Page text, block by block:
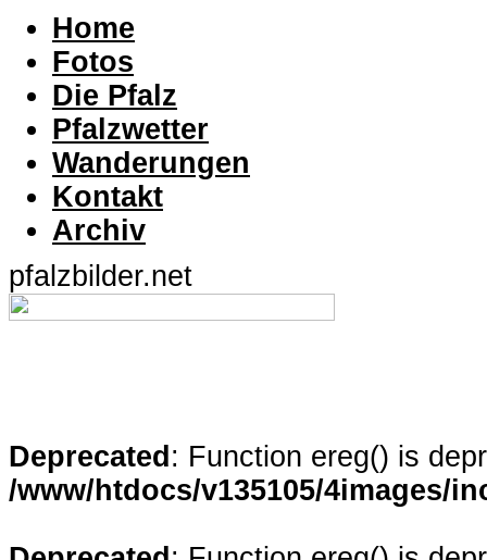
Home
Fotos
Die Pfalz
Pfalzwetter
Wanderungen
Kontakt
Archiv
pfalzbilder.net
Deprecated : Function ereg() is
/www/htdocs/v135105/4images/